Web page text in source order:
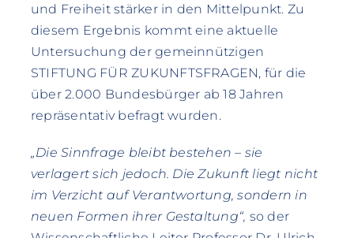
und Freiheit stärker in den Mittelpunkt. Zu
diesem Ergebnis kommt eine aktuelle
Untersuchung der gemeinnützigen
STIFTUNG FÜR ZUKUNFTSFRAGEN, für die
über 2.000 Bundesbürger ab 18 Jahren
repräsentativ befragt wurden.
„Die Sinnfrage bleibt bestehen – sie
verlagert sich jedoch. Die Zukunft liegt nicht
im Verzicht auf Verantwortung, sondern in
neuen Formen ihrer Gestaltung“, so der